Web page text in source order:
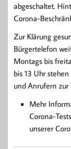
abgeschaltet.
Corona-
Zur Klärung
Bürgertelefon
Montags bis
bis 13 Uhr
und Anrufern zur
Mehr
Corona-
unserer